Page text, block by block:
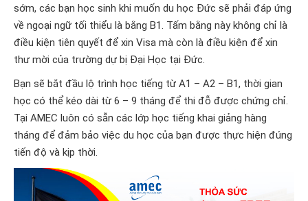
sớm, các bạn học sinh khi muốn du học Đức sẽ phải đáp ứng
về ngoại ngữ tối thiểu là bằng B1. Tấm bằng này không chỉ là
điều kiện tiên quyết để xin Visa mà còn là điều kiện để xin
thư mời của trường dự bị Đại Học tại Đức.
Bạn sẽ bắt đầu lộ trình học tiếng từ A1 – A2 – B1, thời gian
học có thể kéo dài từ 6 – 9 tháng để thi đỗ được chứng chỉ.
Tại AMEC luôn có sẵn các lớp học tiếng khai giảng hàng
tháng để đảm bảo việc du học của bạn được thực hiện đúng
tiến độ và kịp thời.